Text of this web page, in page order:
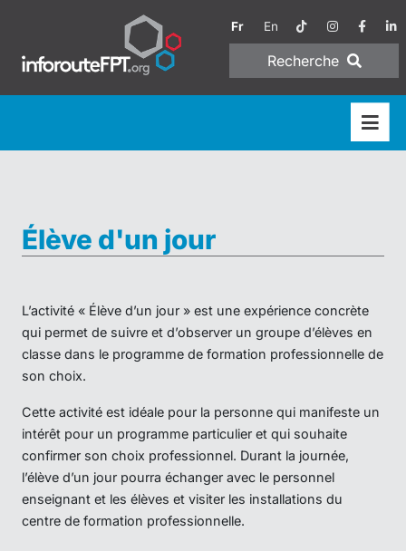
Fr En
Recherche
Élève d'un jour
L’activité « Élève d’un jour » est une expérience concrète
qui permet de suivre et d’observer un groupe d’élèves en
classe dans le programme de formation professionnelle de
son choix.
Cette activité est idéale pour la personne qui manifeste un
intérêt pour un programme particulier et qui souhaite
confirmer son choix professionnel. Durant la journée,
l’élève d’un jour pourra échanger avec le personnel
enseignant et les élèves et visiter les installations du
centre de formation professionnelle.